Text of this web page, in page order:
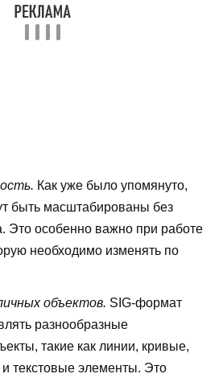
Как уже было упомянуто,
быть масштабированы без
Это особенно важно при работе
необходимо изменять по
объектов. SIG-формат
разнообразные
такие как линии, кривые,
и текстовые элементы. Это